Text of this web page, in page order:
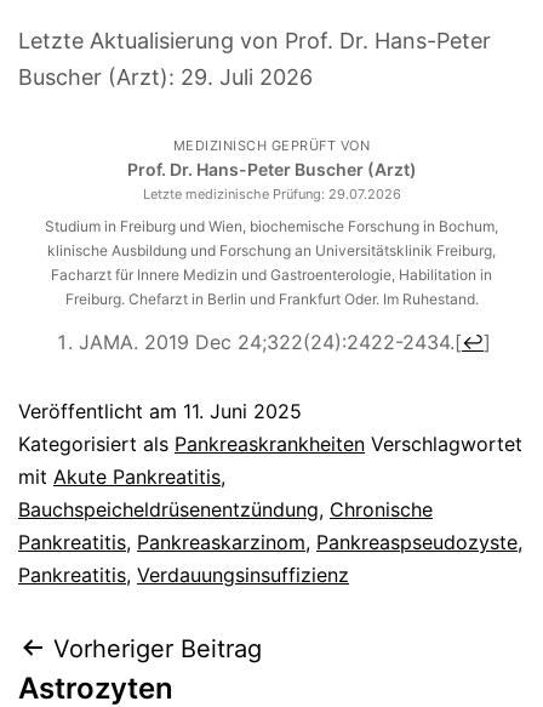
Letzte Aktualisierung von Prof. Dr. Hans-Peter
Buscher (Arzt): 29. Juli 2026
MEDIZINISCH GEPRÜFT VON
Prof. Dr. Hans-Peter Buscher (Arzt)
Letzte medizinische Prüfung: 29.07.2026
Studium in Freiburg und Wien, biochemische Forschung in Bochum,
klinische Ausbildung und Forschung an Universitätsklinik Freiburg,
Facharzt für Innere Medizin und Gastroenterologie, Habilitation in
Freiburg. Chefarzt in Berlin und Frankfurt Oder. Im Ruhestand.
JAMA. 2019 Dec 24;322(24):2422-2434.[↩]
Veröffentlicht am 11. Juni 2025
Kategorisiert als Pankreaskrankheiten Verschlagwortet
mit Akute Pankreatitis,
Bauchspeicheldrüsenentzündung, Chronische
Pankreatitis, Pankreaskarzinom, Pankreaspseudozyste,
Pankreatitis, Verdauungsinsuffizienz
Beitragsnavigation
Vorheriger Beitrag
Astrozyten